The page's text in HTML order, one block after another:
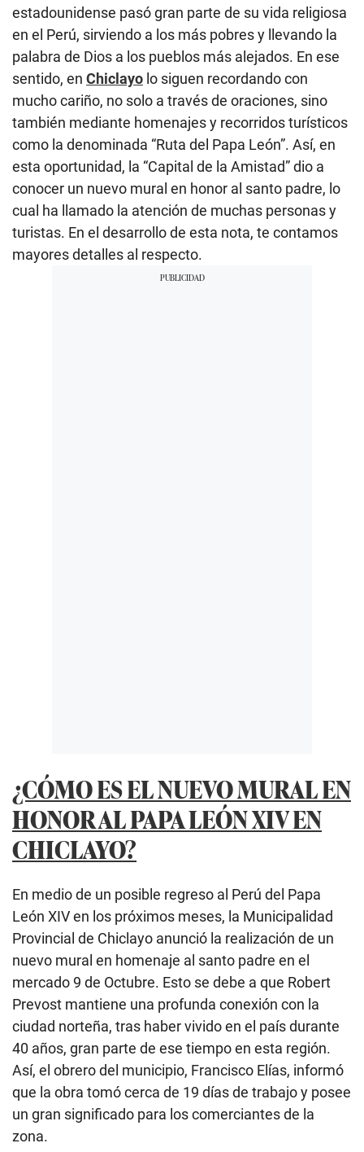
estadounidense pasó gran parte de su vida religiosa
en el Perú, sirviendo a los más pobres y llevando la
palabra de Dios a los pueblos más alejados. En ese
sentido, en Chiclayo lo siguen recordando con
mucho cariño, no solo a través de oraciones, sino
también mediante homenajes y recorridos turísticos
como la denominada “Ruta del Papa León”. Así, en
esta oportunidad, la “Capital de la Amistad” dio a
conocer un nuevo mural en honor al santo padre, lo
cual ha llamado la atención de muchas personas y
turistas. En el desarrollo de esta nota, te contamos
mayores detalles al respecto.
¿CÓMO ES EL NUEVO MURAL EN
HONOR AL PAPA LEÓN XIV EN
CHICLAYO?
En medio de un posible regreso al Perú del Papa
León XIV en los próximos meses, la Municipalidad
Provincial de Chiclayo anunció la realización de un
nuevo mural en homenaje al santo padre en el
mercado 9 de Octubre. Esto se debe a que Robert
Prevost mantiene una profunda conexión con la
ciudad norteña, tras haber vivido en el país durante
40 años, gran parte de ese tiempo en esta región.
Así, el obrero del municipio, Francisco Elías, informó
que la obra tomó cerca de 19 días de trabajo y posee
un gran significado para los comerciantes de la
zona.